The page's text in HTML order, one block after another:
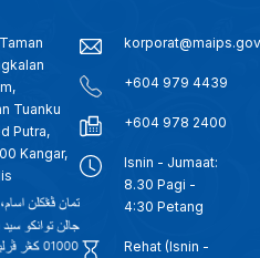
Tuanku
Putra,
Kangar,
+604 979 4439
+604 978 2400
Isnin - Jumaat:
8.30 Pagi -
4:30 Petang
Rehat (Isnin -